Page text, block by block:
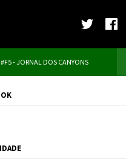
#F5 - JORNAL DOS CANYONS